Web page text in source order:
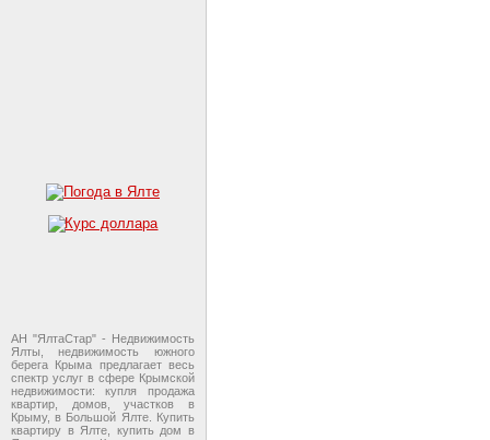
АН "ЯлтаСтар" - Недвижимость
Ялты, недвижимость южного
берега Крыма предлагает весь
спектр услуг в сфере Крымской
недвижимости: купля продажа
квартир, домов, участков в
Крыму, в Большой Ялте. Купить
квартиру в Ялте, купить дом в